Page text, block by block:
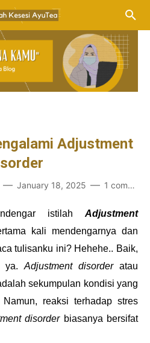
Adjustment
January 18, 2025 1 comment
istilah Adjustment
kali mendengarnya dan
tulisanku ini? Hehehe.. Baik,
ya. Adjustment disorderatau
sekumpulan kondisi yang
reaksi terhadap stres
disorderbiasanya bersifat